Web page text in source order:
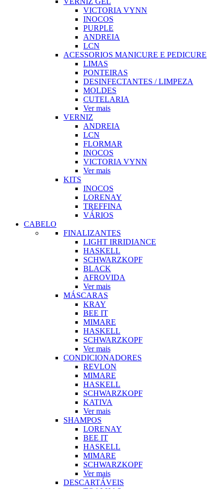
VICTORIA VYNN
INOCOS
PURPLE
ANDREIA
LCN
ACESSORIOS MANICURE E PEDICURE
LIMAS
PONTEIRAS
DESINFECTANTES / LIMPEZA
MOLDES
CUTELARIA
Ver mais
VERNIZ
ANDREIA
LCN
FLORMAR
INOCOS
VICTORIA VYNN
Ver mais
KITS
INOCOS
LORENAY
TREFFINA
VÁRIOS
CABELO
FINALIZANTES
LIGHT IRRIDIANCE
HASKELL
SCHWARZKOPF
BLACK
AFROVIDA
Ver mais
MÁSCARAS
KRAY
BEE IT
MIMARE
HASKELL
SCHWARZKOPF
Ver mais
CONDICIONADORES
REVLON
MIMARE
HASKELL
SCHWARZKOPF
KATIVA
Ver mais
SHAMPOS
LORENAY
BEE IT
HASKELL
MIMARE
SCHWARZKOPF
Ver mais
DESCARTÁVEIS